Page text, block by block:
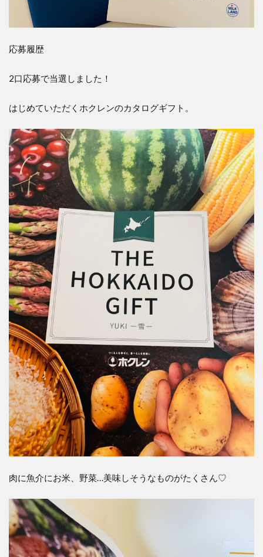
応募履歴
2口応募で当選しました！
はじめていただくホクレンのカタログギフト。
肉に魚介にお米、野菜…美味しそうなものがたくさん♡